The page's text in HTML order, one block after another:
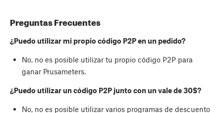
Preguntas Frecuentes
¿Puedo utilizar mi propio código P2P en un pedido?
No, no es posible utilizar tu propio código P2P para
ganar Prusameters.
¿Puedo utilizar un código P2P junto con un vale de 30$?
No, no es posible utilizar varios programas de descuento